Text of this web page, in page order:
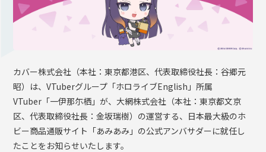
プライバシーポリシー
未成年の方々へのお願い
サポーターガイドライン
カバー株式会社（本社：東京都港区、代表取締役社⻑：⾕郷元
昭）は、VTuberグループ「ホロライブEnglish」所属
VTuber「一伊那尓栖」が、大網株式会社（本社：東京都文京
区、代表取締役社長：金坂瑞樹）の運営する、日本最大級のホ
ビー商品通販サイト「あみあみ」の公式アンバサダーに就任し
たことをお知らせいたします。